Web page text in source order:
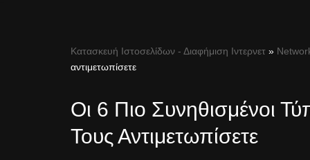
Κατασκευή Ιστοσελίδων - Διαφήμιση Ιντερνετ »
αντιμετωπίσετε
Οι 6 Πιο Συνηθισμένοι
Τους Αντιμετωπίσετε